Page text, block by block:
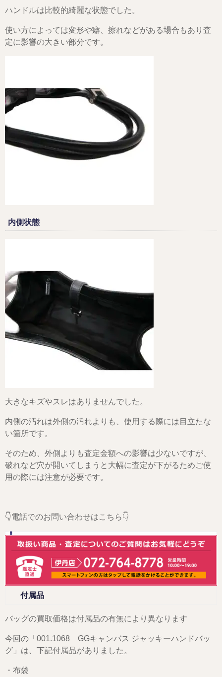
ハンドルは比較的綺麗な状態でした。
使い方によっては変形や癖、擦れなどがある場合もあり査
定に影響の大きい部分です。
内側状態
大きなキズやスレはありませんでした。
内側の汚れは外側の汚れよりも、使用する際には目立たな
い箇所です。
そのため、外側よりも査定金額への影響は少ないですが、
破れなど穴が開いてしまうと大幅に査定が下がるためご使
用の際には注意が必要です。
👇電話でのお問い合わせはこちら👇
付属品
バッグの買取価格は付属品の有無により異なります
今回の「001.1068 GGキャンバス ジャッキーハンドバッ
グ」は、下記付属品がありました。
・布袋